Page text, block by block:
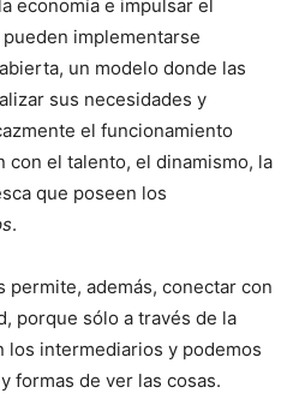
economía e impulsar el
implementarse
un modelo donde las
sus necesidades y
el funcionamiento
con el talento, el dinamismo, la
que poseen los
.
permite, además, conectar con
porque sólo a través de la
los intermediarios y podemos
formas de ver las cosas.